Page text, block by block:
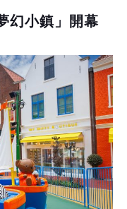
幻小鎮」開幕